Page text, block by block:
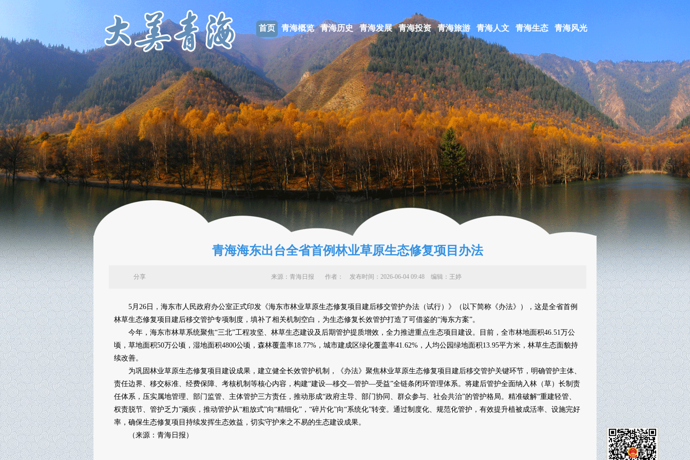
首页 青海概览 青海历史 青海发展 青海投资 青海旅游 青海人文 青海生态 青海风光
青海海东出台全省首例林业草原生态修复项目办法
来源：青海日报 作者： 发布时间：2026-06-04 09:48 编辑：王婷
分享
5月26日，海东市人民政府办公室正式印发《海东市林业草原生态修复项目建后移交管护办法（试行）》（以下简称《办法》），这是全省首例
林草生态修复项目建后移交管护专项制度，填补了相关机制空白，为生态修复长效管护打造了可借鉴的“海东方案”。
今年，海东市林草系统聚焦“三北”工程攻坚、林草生态建设及后期管护提质增效，全力推进重点生态项目建设。目前，全市林地面积46.51万公
顷，草地面积50万公顷，湿地面积4800公顷，森林覆盖率18.77%，城市建成区绿化覆盖率41.62%，人均公园绿地面积13.95平方米，林草生态面貌持
续改善。
为巩固林业草原生态修复项目建设成果，建立健全长效管护机制，《办法》聚焦林业草原生态修复项目建后移交管护关键环节，明确管护主体、
责任边界、移交标准、经费保障、考核机制等核心内容，构建“建设—移交—管护—受益”全链条闭环管理体系。将建后管护全面纳入林（草）长制责
任体系，压实属地管理、部门监管、主体管护三方责任，推动形成“政府主导、部门协同、群众参与、社会共治”的管护格局。精准破解“重建轻管、
权责脱节、管护乏力”顽疾，推动管护从“粗放式”向“精细化”，“碎片化”向“系统化”转变。通过制度化、规范化管护，有效提升植被成活率、设施完好
率，确保生态修复项目持续发挥生态效益，切实守护来之不易的生态建设成果。
（来源：青海日报）